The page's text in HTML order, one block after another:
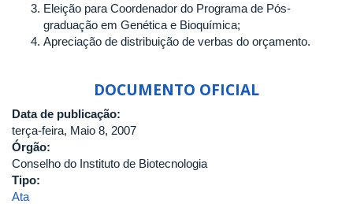
Eleição para Coordenador do Programa de Pós-
graduação em Genética e Bioquímica;
Apreciação de distribuição de verbas do orçamento.
DOCUMENTO OFICIAL
Data de publicação:
terça-feira, Maio 8, 2007
Órgão:
Conselho do Instituto de Biotecnologia
Tipo:
Ata